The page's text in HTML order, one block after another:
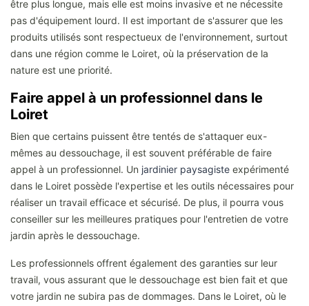
être plus longue, mais elle est moins invasive et ne nécessite
pas d'équipement lourd. Il est important de s'assurer que les
produits utilisés sont respectueux de l'environnement, surtout
dans une région comme le Loiret, où la préservation de la
nature est une priorité.
Faire appel à un professionnel dans le
Loiret
Bien que certains puissent être tentés de s'attaquer eux-
mêmes au dessouchage, il est souvent préférable de faire
appel à un professionnel. Un jardinier paysagiste expérimenté
dans le Loiret possède l'expertise et les outils nécessaires pour
réaliser un travail efficace et sécurisé. De plus, il pourra vous
conseiller sur les meilleures pratiques pour l'entretien de votre
jardin après le dessouchage.
Les professionnels offrent également des garanties sur leur
travail, vous assurant que le dessouchage est bien fait et que
votre jardin ne subira pas de dommages. Dans le Loiret, où le